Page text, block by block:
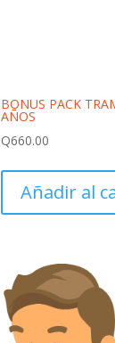
BONUS PACK
AÑOS
Q660.00
Añadir al